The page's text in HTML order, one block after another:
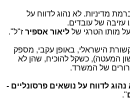
מדיניות. לא נהוג לדווח על
עזיבה של עובדים.
מותו הטרגי של ליאור אספיר ז"ל".
הישראלי, באופן עקבי, מספק
המעטה), כשקל להוכיח, שהן לא
של המשרד.
נהוג לדווח על נושאים פרסונליים -
".